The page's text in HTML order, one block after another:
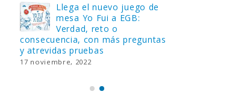
Llega el nuevo juego de
mesa Yo Fui a EGB:
Verdad, reto o
consecuencia, con más preguntas
y atrevidas pruebas
17 noviembre, 2022